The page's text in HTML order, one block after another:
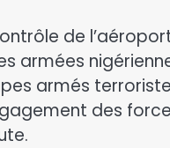
de
armées
armés
des